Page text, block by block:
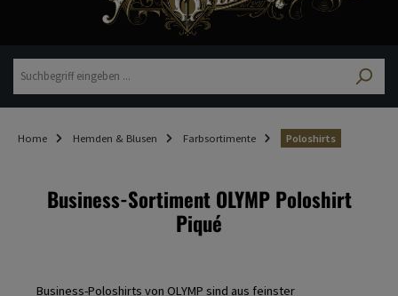
Home Hemden & Blusen Farbsortimente Poloshirts
Business-Sortiment OLYMP Poloshirt
Piqué
Business-Poloshirts von OLYMP sind aus feinster